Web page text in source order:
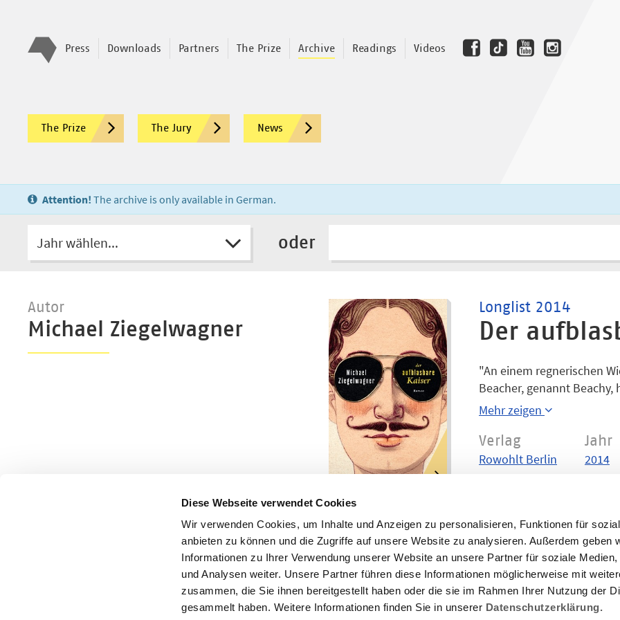
Diese Webseite verwendet Cookies
Wir verwenden Cookies, um Inhalte und Anzeigen zu personalisieren, Funktionen für
anbieten zu können und die Zugriffe auf unsere Website zu analysieren. Außerdem geben
Informationen zu Ihrer Verwendung unserer Website an unsere Partner für soziale Medien,
und Analysen weiter. Unsere Partner führen diese Informationen möglicherweise mit
zusammen, die Sie ihnen bereitgestellt haben oder die sie im Rahmen Ihrer Nutzung der
gesammelt haben. Weitere Informationen finden Sie in unserer Datenschutzerklärung.
Press Downloads Partners The Prize Archive Readings Videos
The Prize The Jury News
Attention! The archive is only available in German.
Jahr wählen... oder
Autor
Michael Ziegelwagner
Longlist 2014
Der
"An einem regnerischen
Beacher, genannt
und gerät in eine
gerade recht, denn der
Habsburg als Kaiser
einer überhaupt
Konstellation im Büro,
ihrem etwas kühlen
Legitimisten und ihrem
Herrn Blawicz. Bald gerät
von der Anwesenheit
Weltordnung wieder ins
erzählt mit zärtlicher
ihren monarchistischen
Mehr zeigen
Verlag
Rowohlt Berlin
Jahr
2014